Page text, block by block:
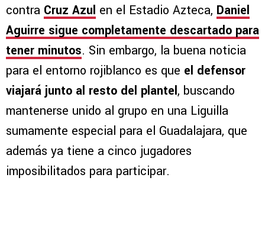
contra Cruz Azul en el Estadio Azteca, Daniel
Aguirre sigue completamente descartado para
tener minutos. Sin embargo, la buena noticia
para el entorno rojiblanco es que el defensor
viajará junto al resto del plantel, buscando
mantenerse unido al grupo en una Liguilla
sumamente especial para el Guadalajara, que
además ya tiene a cinco jugadores
imposibilitados para participar.